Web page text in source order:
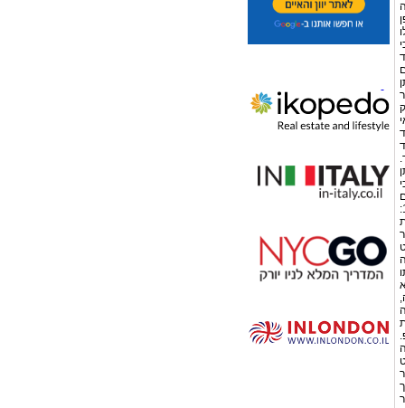
אשר
נעברה עבירה בידי התאגיד אם לאו. לשון סעיף 11ג לחוק למניעת מפגעים, התשכ"א-1961: